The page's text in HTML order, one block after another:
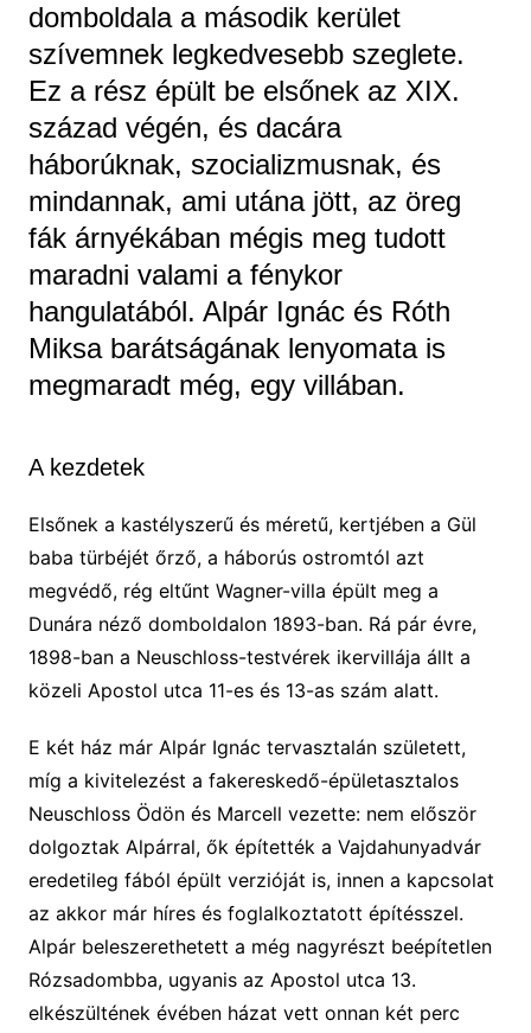
domboldala a második kerület
szívemnek legkedvesebb szeglete.
Ez a rész épült be elsőnek az XIX.
század végén, és dacára
háborúknak, szocializmusnak, és
mindannak, ami utána jött, az öreg
fák árnyékában mégis meg tudott
maradni valami a fénykor
hangulatából. Alpár Ignác és Róth
Miksa barátságának lenyomata is
megmaradt még, egy villában.
A kezdetek
Elsőnek a kastélyszerű és méretű, kertjében a Gül
baba türbéjét őrző, a háborús ostromtól azt
megvédő, rég eltűnt Wagner-villa épült meg a
Dunára néző domboldalon 1893-ban. Rá pár évre,
1898-ban a Neuschloss-testvérek ikervillája állt a
közeli Apostol utca 11-es és 13-as szám alatt.
E két ház már Alpár Ignác tervasztalán született,
míg a kivitelezést a fakereskedő-épületasztalos
Neuschloss Ödön és Marcell vezette: nem először
dolgoztak Alpárral, ők építették a Vajdahunyadvár
eredetileg fából épült verzióját is, innen a kapcsolat
az akkor már híres és foglalkoztatott építésszel.
Alpár beleszerethetett a még nagyrészt beépítetlen
Rózsadombba, ugyanis az Apostol utca 13.
elkészültének évében házat vett onnan két perc